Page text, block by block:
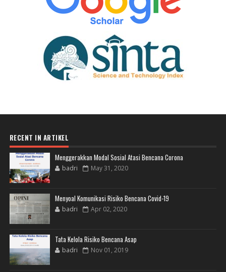
RECENT IN ARTIKEL
Menggerakkan Modal Sosial Atasi Bencana Corona
badri May 31, 2020
Menyoal Komunikasi Risiko Bencana Covid-19
badri Apr 02, 2020
Tata Kelola Risiko Bencana Asap
badri Nov 01, 2019